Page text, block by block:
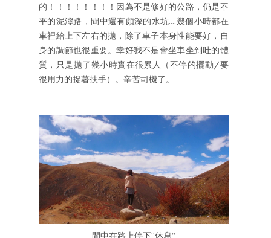
的！！！！！！！！因為不是修好的公路，仍是不
平的泥濘路，間中還有頗深的水坑....幾個小時都在
車裡給上下左右的拋，除了車子本身性能要好，自
身的調節也很重要。幸好我不是會坐車坐到吐的體
質，只是拋了幾小時實在很累人（不停的擺動/要
很用力的捉著扶手）。辛苦司機了。
間中在路上停下“休息”